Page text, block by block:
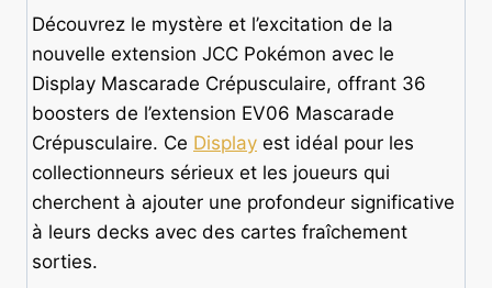
Découvrez le mystère et l’excitation de la
nouvelle extension JCC Pokémon avec le
Display Mascarade Crépusculaire, offrant 36
boosters de l’extension EV06 Mascarade
Crépusculaire. Ce Display est idéal pour les
collectionneurs sérieux et les joueurs qui
cherchent à ajouter une profondeur significative
à leurs decks avec des cartes fraîchement
sorties.